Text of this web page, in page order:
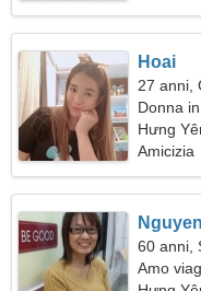
Hoai
27 anni,
Donna
Hưng
Amicizia
Nguyen
60 anni,
Amo